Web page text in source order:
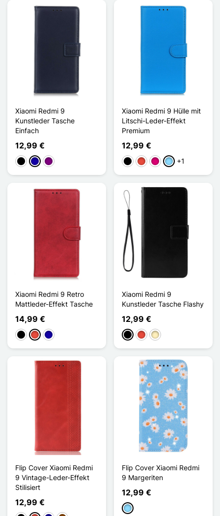
Xiaomi Redmi 9
Kunstleder Tasche
Einfach
12,99 €
SchwarzDunkelblau
Violett
Xiaomi Redmi 9 Hülle mit
Litschi-Leder-Effekt
Premium
12,99 €
Schwarz
Rot Magenta
Hellblau
+1
Xiaomi Redmi 9 Retro
Mattleder-Effekt Tasche
14,99 €
Schwarz
Rot Dunkelblau
Xiaomi Redmi 9
Kunstleder Tasche Flashy
12,99 €
Schwarz
Rot Golden
Flip Cover Xiaomi Redmi
9 Vintage-Leder-Effekt
Stilisiert
12,99 €
Flip Cover Xiaomi Redmi
9 Margeriten
12,99 €
Hellblau